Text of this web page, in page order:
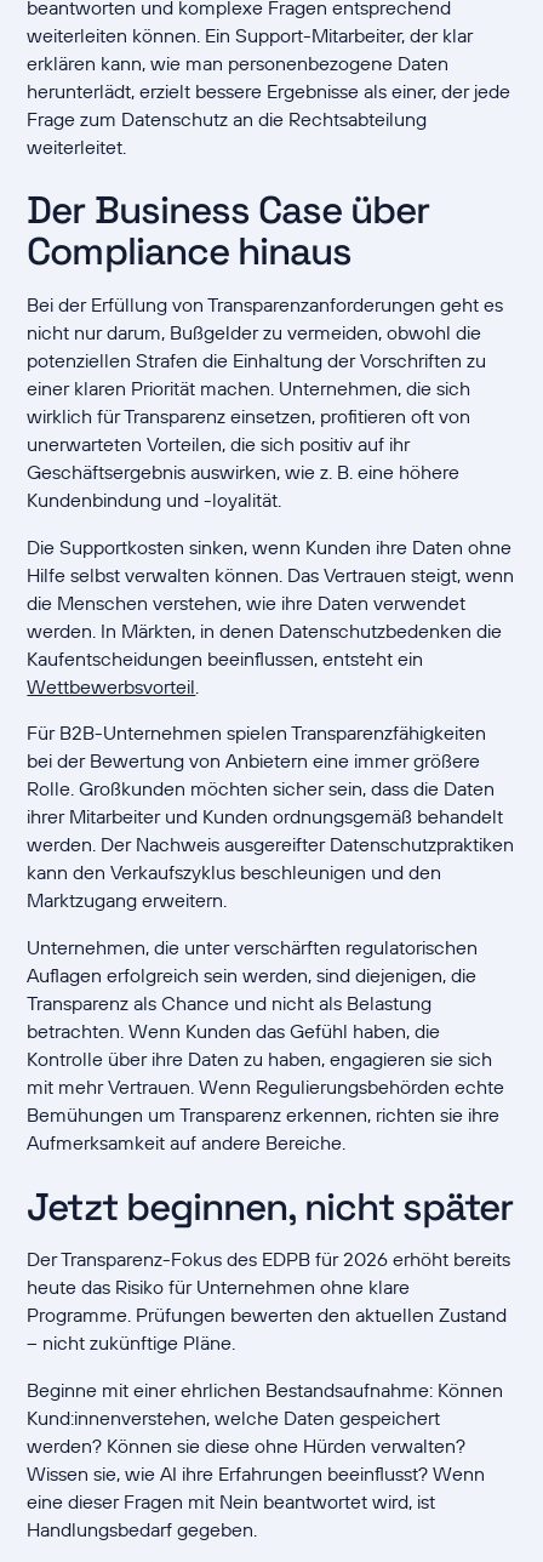
beantworten und komplexe Fragen entsprechend
weiterleiten können. Ein Support-Mitarbeiter, der klar
erklären kann, wie man personenbezogene Daten
herunterlädt, erzielt bessere Ergebnisse als einer, der jede
Frage zum Datenschutz an die Rechtsabteilung
weiterleitet.
Der Business Case über
Compliance hinaus
Bei der Erfüllung von Transparenzanforderungen geht es
nicht nur darum, Bußgelder zu vermeiden, obwohl die
potenziellen Strafen die Einhaltung der Vorschriften zu
einer klaren Priorität machen. Unternehmen, die sich
wirklich für Transparenz einsetzen, profitieren oft von
unerwarteten Vorteilen, die sich positiv auf ihr
Geschäftsergebnis auswirken, wie z. B. eine höhere
Kundenbindung und -loyalität.
Die Supportkosten sinken, wenn Kunden ihre Daten ohne
Hilfe selbst verwalten können. Das Vertrauen steigt, wenn
die Menschen verstehen, wie ihre Daten verwendet
werden. In Märkten, in denen Datenschutzbedenken die
Kaufentscheidungen beeinflussen, entsteht ein
Wettbewerbsvorteil
Für B2B-Unternehmen spielen Transparenzfähigkeiten
bei der Bewertung von Anbietern eine immer größere
Rolle. Großkunden möchten sicher sein, dass die Daten
ihrer Mitarbeiter und Kunden ordnungsgemäß behandelt
werden. Der Nachweis ausgereifter Datenschutzpraktiken
kann den Verkaufszyklus beschleunigen und den
Marktzugang erweitern.
Unternehmen, die unter verschärften regulatorischen
Auflagen erfolgreich sein werden, sind diejenigen, die
Transparenz als Chance und nicht als Belastung
betrachten. Wenn Kunden das Gefühl haben, die
Kontrolle über ihre Daten zu haben, engagieren sie sich
mit mehr Vertrauen. Wenn Regulierungsbehörden echte
Bemühungen um Transparenz erkennen, richten sie ihre
Aufmerksamkeit auf andere Bereiche.
Jetzt beginnen, nicht später
Der Transparenz-Fokus des EDPB für 2026 erhöht bereits
heute das Risiko für Unternehmen ohne klare
Programme. Prüfungen bewerten den aktuellen Zustand
– nicht zukünftige Pläne.
Beginne mit einer ehrlichen Bestandsaufnahme: Können
Kund:innenverstehen, welche Daten gespeichert
werden? Können sie diese ohne Hürden verwalten?
Wissen sie, wie AI ihre Erfahrungen beeinflusst? Wenn
eine dieser Fragen mit Nein beantwortet wird, ist
Handlungsbedarf gegeben.